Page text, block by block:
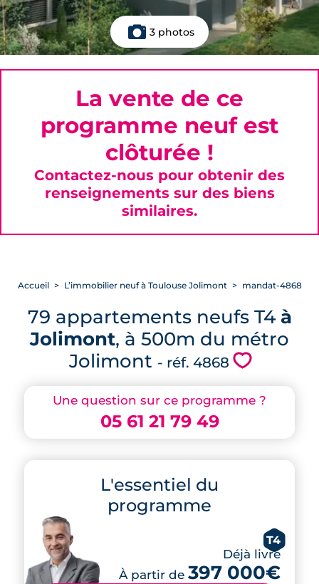
3 photos
Une question sur ce programme ?
05 61 21 79 49
L'essentiel du
programme
T4
Déjà livré
À partir de 397 000€
Accueil L’immobilier neuf à Toulouse Jolimont mandat-4868
79 appartements neufs T4 à
Jolimont, à 500m du métro
Jolimont - réf. 4868 💗
La vente de ce
programme neuf est
clôturée !
Contactez-nous pour obtenir des
renseignements sur des biens
similaires.